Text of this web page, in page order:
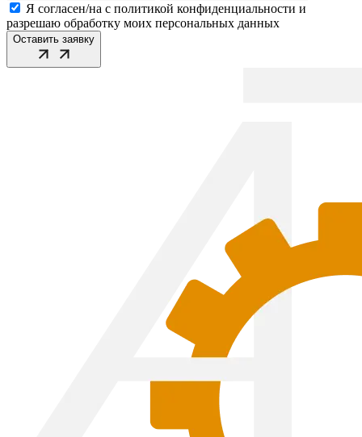
Я согласен/на с политикой конфиденциальности и
разрешаю обработку моих персональных данных
Оставить заявку